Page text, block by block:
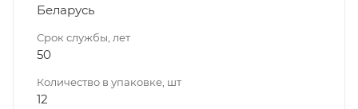
Беларусь
Срок службы, лет
50
Количество в упаковке, шт
12